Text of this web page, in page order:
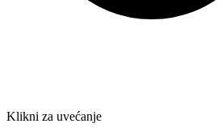
Klikni za uvećanje